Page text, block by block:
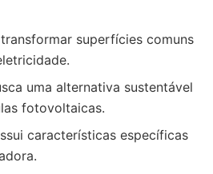
superfícies comuns
uma alternativa sustentável
fotovoltaicas.
características específicas